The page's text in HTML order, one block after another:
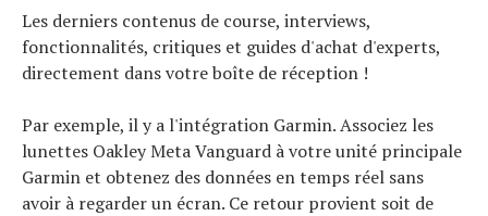
Les derniers contenus de course, interviews,
fonctionnalités, critiques et guides d'achat d'experts,
directement dans votre boîte de réception !
Par exemple, il y a l'intégration Garmin. Associez les
lunettes Oakley Meta Vanguard à votre unité principale
Garmin et obtenez des données en temps réel sans
avoir à regarder un écran. Ce retour provient soit de